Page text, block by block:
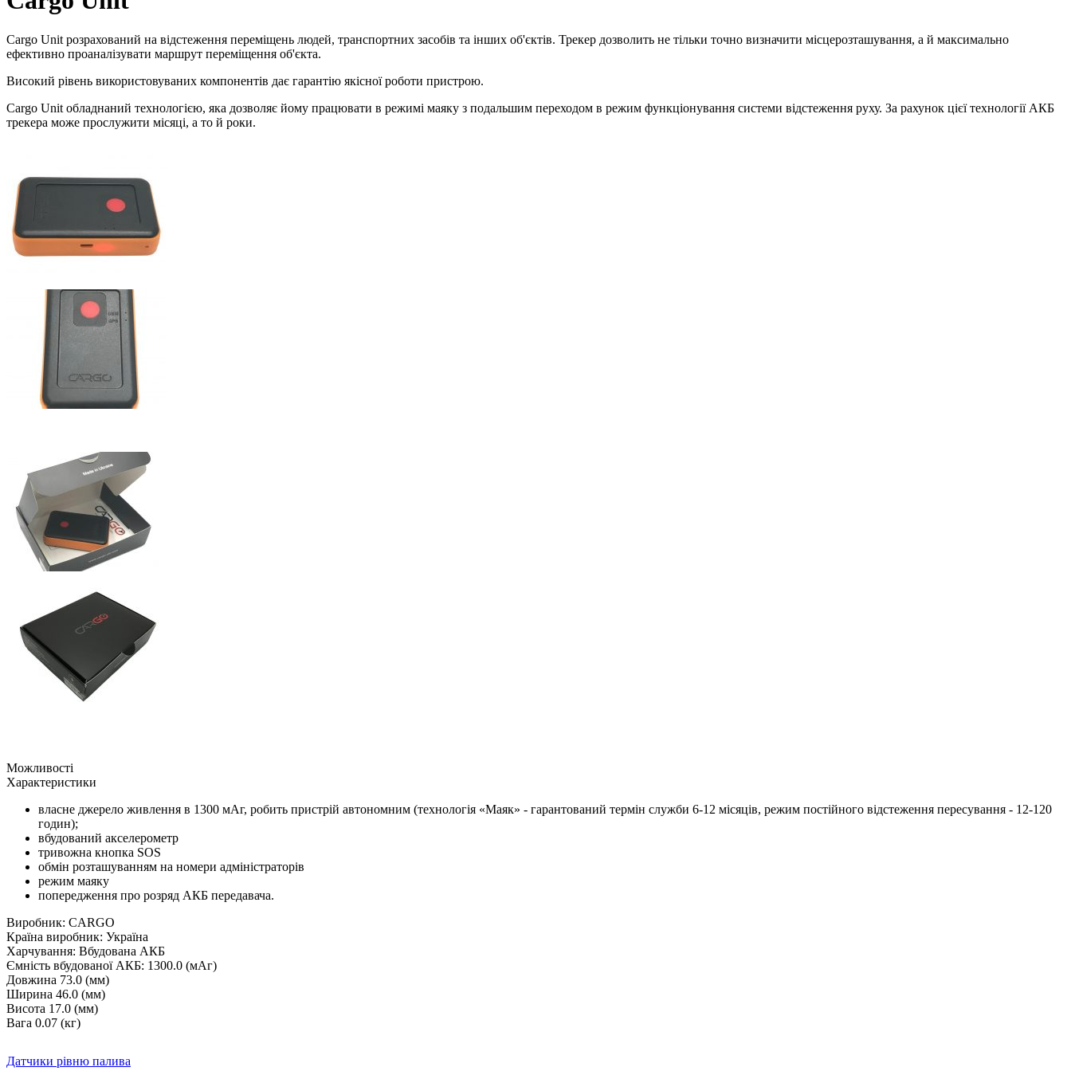
Cargo Unit розрахований на відстеження переміщень людей, транспортних засобів та інших об'єктів. Трекер дозволить не тільки точно визначити місцерозташування, а й максимально
ефективно проаналізувати маршрут переміщення об'єкта.
Високий рівень використовуваних компонентів дає гарантію якісної роботи пристрою.
Cargo Unit обладнаний технологією, яка дозволяє йому працювати в режимі маяку з подальшим переходом в режим функціонування системи відстеження руху. За рахунок цієї технології АКБ
трекера може прослужити місяці, а то й роки.
Можливості
Характеристики
власне джерело живлення в 1300 мАг, робить пристрій автономним (технологія «Маяк» - гарантований термін служби 6-12 місяців, режим постійного відстеження пересування - 12-120
годин);
вбудований акселерометр
тривожна кнопка SOS
обмін розташуванням на номери адміністраторів
режим маяку
попередження про розряд АКБ передавача.
Виробник: CARGO
Країна виробник: Україна
Харчування: Вбудована АКБ
Ємність вбудованої АКБ: 1300.0 (мАг)
Довжина 73.0 (мм)
Ширина 46.0 (мм)
Висота 17.0 (мм)
Вага 0.07 (кг)
Датчики рівню палива